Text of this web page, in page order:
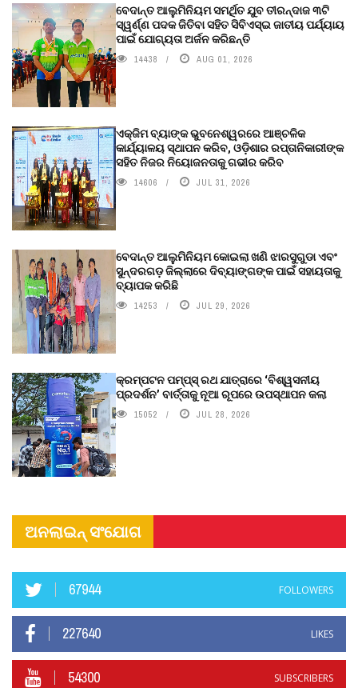
ବେଦାନ୍ତ ଆଲୁମିନିୟମ ସମର୍ଥିତ ଯୁବ ତୀରନ୍ଦାଜ ୩ଟି
ସ୍ୱର୍ଣ୍ଣ ପଦକ ଜିତିବା ସହିତ ସିବିଏସ୍ଇ ଜାତୀୟ ପର୍ଯ୍ୟାୟ
ପାଇଁ ଯୋଗ୍ୟତା ଅର୍ଜନ କରିଛନ୍ତି
14438 AUG 01, 2026
ଏକ୍ଜିମ ବ୍ୟାଙ୍କ ଭୁବନେଶ୍ୱରରେ ଆଞ୍ଚଳିକ
କାର୍ଯ୍ୟାଳୟ ସ୍ଥାପନ କରିବ, ଓଡ଼ିଶାର ରପ୍ତାନିକାରୀଙ୍କ
ସହିତ ନିଜର ନିୟୋଜନତାକୁ ଗଭୀର କରିବ
14606 JUL 31, 2026
ବେଦାନ୍ତ ଆଲୁମିନିୟମ କୋଇଲା ଖଣି ଝାରସୁଗୁଡା ଏବଂ
ସୁନ୍ଦରଗଡ଼ ଜିଲ୍ଲାରେ ଦିବ୍ୟାଙ୍ଗଙ୍କ ପାଇଁ ସହାୟତାକୁ
ବ୍ୟାପକ କରିଛି
14253 JUL 29, 2026
କ୍ରମ୍ପଟନ ପମ୍ପ୍‌ସ୍‌ ରଥ ଯାତ୍ରାରେ ‘ବିଶ୍ୱସନୀୟ
ପ୍ରଦର୍ଶନ’ ବାର୍ତ୍ତାକୁ ନୂଆ ରୂପରେ ଉପସ୍ଥାପନ କଲା
15052 JUL 28, 2026
ଅନଲାଇନ୍ ସଂଯୋଗ
67944 FOLLOWERS
227640 LIKES
54300 SUBSCRIBERS